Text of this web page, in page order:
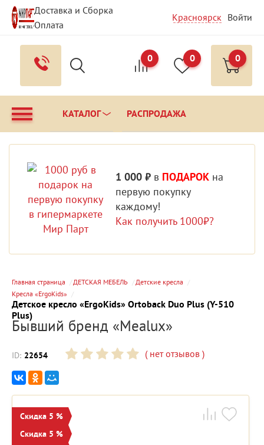
Доставка и Сборка
Оплата
Вопрос - Ответ
Контакты
Красноярск Войти
0 0 0
КАТАЛОГ РАСПРОДАЖА
1 000 ₽ в ПОДАРОК на
первую покупку
каждому!
Как получить 1000₽?
Главная страница ДЕТСКАЯ МЕБЕЛЬ
Детские кресла
Кресла «ErgoKids»
Детское кресло «ErgoKids» Ortoback Duo Plus (Y-510
Plus)
Бывший бренд «Mealux»
ID: 22654 (нет отзывов )
Скидка 5 %
Скидка 5 %